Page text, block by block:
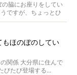
脇にお座りをしてい
ですが、ちょっとひ
ほのぼのしてい
関係 大分県に住んで
びたび登場する...